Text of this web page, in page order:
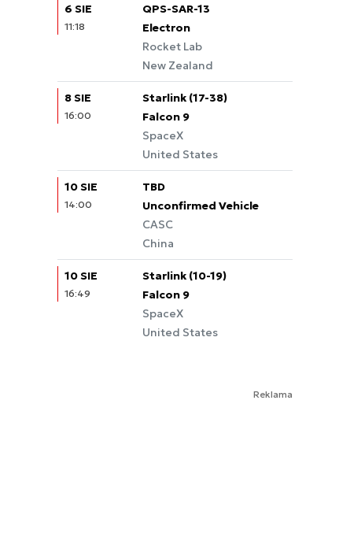
6 SIE
11:18
QPS-SAR-13
Electron
Rocket Lab
New Zealand
8 SIE
16:00
Starlink (17-38)
Falcon 9
SpaceX
United States
10 SIE
14:00
TBD
Unconfirmed Vehicle
CASC
China
10 SIE
16:49
Starlink (10-19)
Falcon 9
SpaceX
United States
Reklama